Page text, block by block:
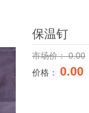
保温钉
市场价：0.00
价格： 0.00